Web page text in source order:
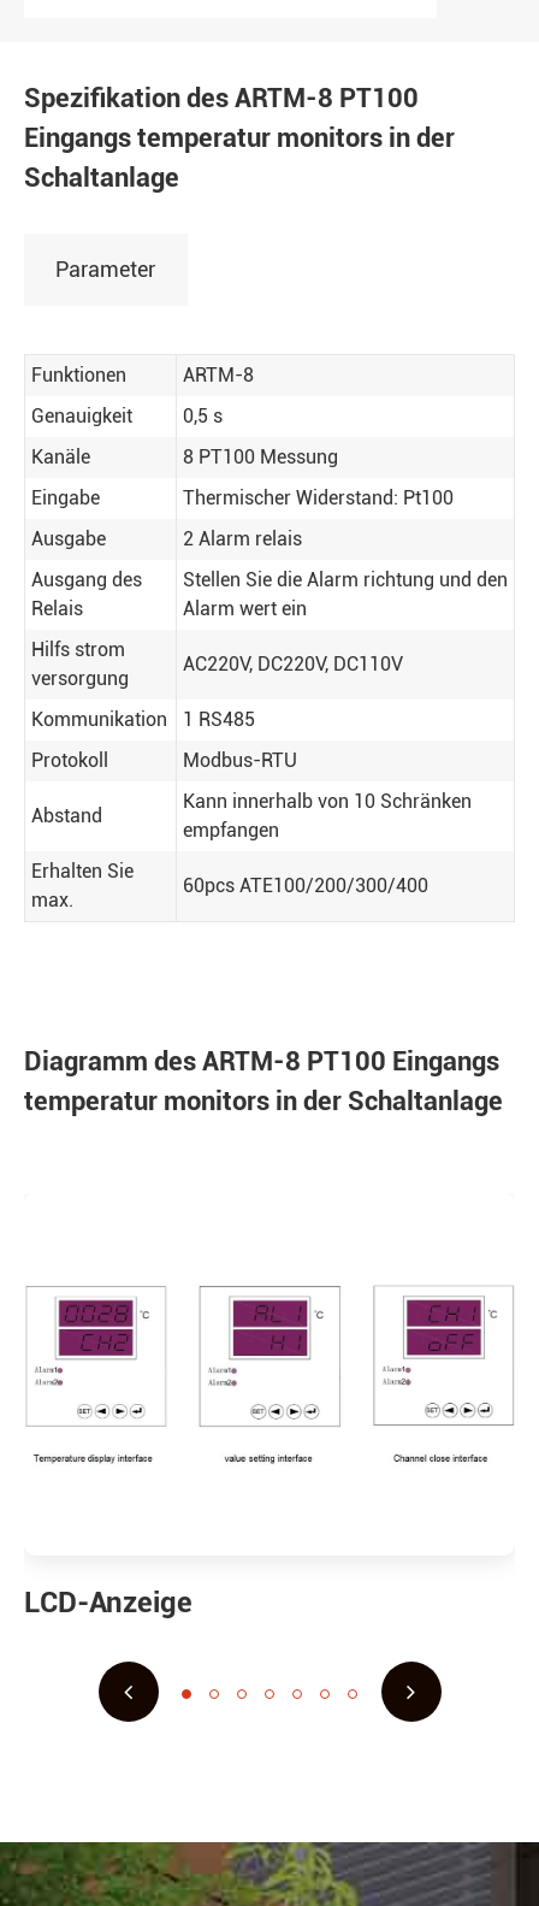
Spezifikation des ARTM-8 PT100
Eingangs temperatur monitors in der
Schaltanlage
Parameter
Funktionen
ARTM-8
Genauigkeit
0,5 s
Kanäle
8 PT100 Messung
Eingabe
Thermischer Widerstand: Pt100
Ausgabe
2 Alarm relais
Ausgang des
Relais
Stellen Sie die Alarm richtung und den
Alarm wert ein
Hilfs strom
versorgung
AC220V, DC220V, DC110V
Kommunikation
1 RS485
Protokoll
Modbus-RTU
Abstand
Kann innerhalb von 10 Schränken
empfangen
Erhalten Sie
max.
60pcs ATE100/200/300/400
Diagramm des ARTM-8 PT100 Eingangs
temperatur monitors in der Schaltanlage
LCD-Anzeige